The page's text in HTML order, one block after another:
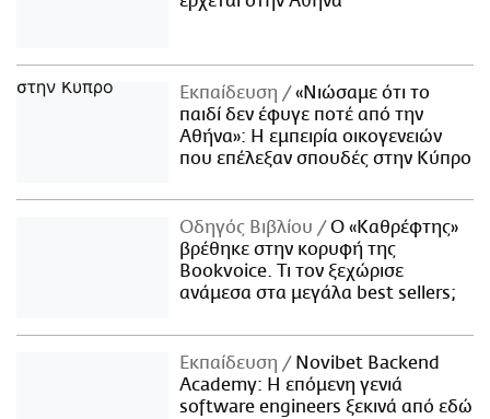
Εκπαίδευση
«Νιώσαμε ότι το
παιδί δεν έφυγε ποτέ από την
Αθήνα»: Η εμπειρία οικογενειών
που επέλεξαν σπουδές στην Κύπρο
Οδηγός Βιβλίου
Ο «Καθρέφτης»
βρέθηκε στην κορυφή της
Bookvoice. Τι τον ξεχώρισε
ανάμεσα στα μεγάλα best sellers;
Εκπαίδευση
Novibet Backend
Academy: Η επόμενη γενιά
software engineers ξεκινά από εδώ